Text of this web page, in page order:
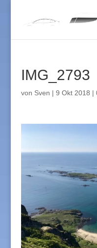
IMG_2793
von Sven | 9 Okt 2018 |